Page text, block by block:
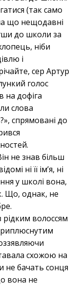
(так само
що нещодавні
до школи за
ніби
і
сер Артур
голос
на дофіга
слова
спрямовані до
не знав більш
ні її ім’я, ні
у школі вона,
Що, однак, не
рідким волоссям
схожою на
не бачать сонця
вона не